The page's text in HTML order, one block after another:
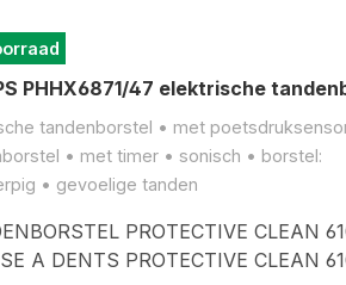
PHHX6871/47 elektrische
tandenborstel • met
• met timer • sonisch • borstel:
• gevoelige tanden
PROTECTIVE CLEAN
A DENTS PROTECTIVE CLEAN